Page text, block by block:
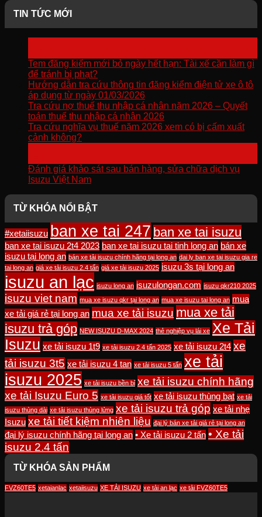
TIN TỨC MỚI
Tem đăng kiểm mới bỏ ngày hết hạn: Tài xế cần làm gì
để tránh bị phạt?
Hướng dẫn tra cứu thông tin đăng kiểm điện tử xe ô tô
áp dụng từ ngày 01/03/2026
Tra cứu nợ thuế thu nhập cá nhân năm 2026 – Quyết
toán thuế thu nhập cá nhân 2026
Tra cứu nghĩa vụ thuế năm 2026 xem có bị cấm xuất
cảnh không?
Đánh giá khảo sát sau bán hàng, sửa chữa dịch vụ
Isuzu Việt Nam
TỪ KHÓA NỔI BẬT
#xetaiisuzu ban xe tai 247 ban xe tai isuzu
ban xe tai isuzu 2t4 2023 ban xe tai isuzu tai tinh long an bán xe
isuzu tại long an bán xe tải isuzu chính hãng tại long an dai ly ban xe tai isuzu gia re
tai long an giá xe tải isuzu 2.4 tấn giá xe tải isuzu 2025 isuzu 3s tại long an
isuzu an lạc isuzu long an isuzulongan.com isuzu qkr210 2025
isuzu viet nam mua xe isuzu qkr tại long an mua xe isuzu tai long an mua
xe tải giá rẻ tại long an mua xe tải isuzu mua xe tải
isuzu trả góp NEW ISUZU D-MAX 2024 thẻ nghiệp vụ lái xe Xe Tải
Isuzu xe tải isuzu 1t9 xe tải isuzu 2.4 tấn 2025 xe tải isuzu 2t4 xe
tải isuzu 3t5 xe tải isuzu 4 tan xe tải isuzu 5 tấn xe tải
isuzu 2025 xe tải isuzu bền bỉ xe tải isuzu chính hãng
xe tải Isuzu Euro 5 xe tải isuzu giá tốt xe tải isuzu thùng bạt xe tải
isuzu thùng dài xe tải isuzu thùng lửng xe tải isuzu trả góp xe tải nhẹ
Isuzu xe tải tiết kiệm nhiên liệu đại lý bán xe tải giá rẻ tại long an
đại lý isuzu chính hãng tại long an • Xe tải isuzu 2 tấn • Xe tải
isuzu 2.4 tấn
TỪ KHÓA SẢN PHẨM
FVZ60TE5 xetaianlac xetaiisuzu XE TẢI ISUZU xe tải an lạc xe tải FVZ60TE5